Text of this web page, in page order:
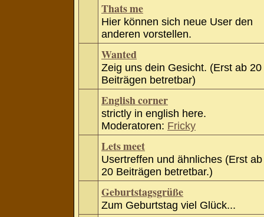
Thats me
Hier können sich neue User den
anderen vorstellen.
Wanted
Zeig uns dein Gesicht. (Erst ab 20
Beiträgen betretbar)
English corner
strictly in english here.
Moderatoren: Fricky
Lets meet
Usertreffen und ähnliches (Erst ab
20 Beiträgen betretbar.)
Geburtstagsgrüße
Zum Geburtstag viel Glück...